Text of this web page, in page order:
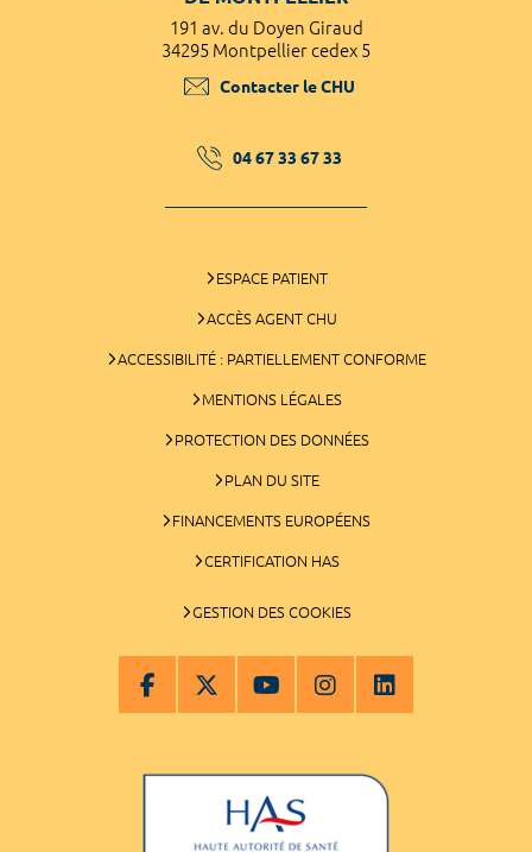
191 av. du Doyen Giraud
34295 Montpellier cedex 5
Contacter le CHU
04 67 33 67 33
ESPACE PATIENT
ACCÈS AGENT CHU
ACCESSIBILITÉ : PARTIELLEMENT CONFORME
MENTIONS LÉGALES
PROTECTION DES DONNÉES
PLAN DU SITE
FINANCEMENTS EUROPÉENS
CERTIFICATION HAS
GESTION DES COOKIES